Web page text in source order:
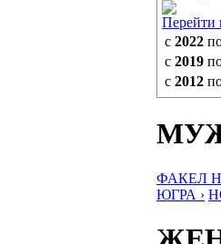
Перейти
с 2022
с 2019
с 2012
ФАКЕЛ
ЮГРА ›